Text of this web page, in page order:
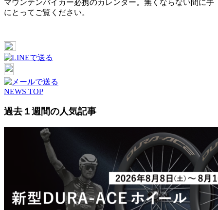
マウンテンバイカー必携のカレンダー。無くならない間に手
にとってご覧ください。
NEWS TOP
過去１週間の人気記事